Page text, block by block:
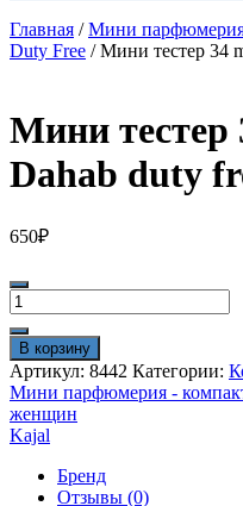
Главная /Мини
Duty Free / Мини тестер 34
Мини
Dahab duty
650₽
Количество
товара
Мини
тестер
34
ml
Kajal
Dahab
duty
В корзину
Артикул: 8442 Категории:
Мини парфюмерия -
женщин
Kajal
Бренд
Отзывы (0)